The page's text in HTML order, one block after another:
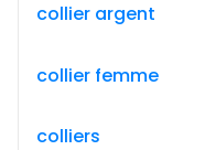
collier argent
collier femme
colliers